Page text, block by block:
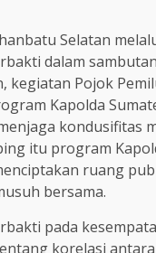
Selatan
dalam
kegiatan Pojok
Kapolda
kondusifitas
itu program
ruang
bersama.
pada
korelasi